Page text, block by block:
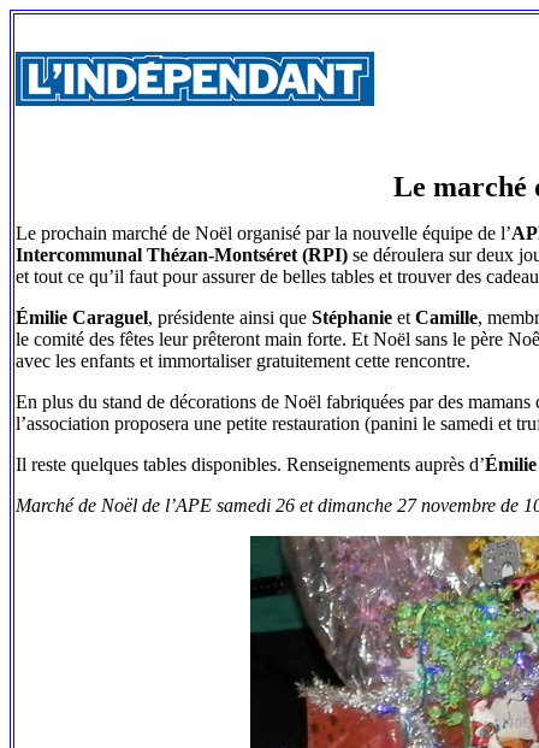
Le marché
Le prochain marché de Noël organisé par la nouvelle équipe de l’
Intercommunal Thézan-Montséret (RPI) se déroulera sur deux
et tout ce qu’il faut pour assurer de belles tables et trouver des
Émilie Caraguel, présidente ainsi que Stéphanie et Camille,
le comité des fêtes leur prêteront main forte. Et Noël sans le père
avec les enfants et immortaliser gratuitement cette rencontre.
En plus du stand de décorations de Noël fabriquées par des
l’association proposera une petite restauration (panini le samedi et
Il reste quelques tables disponibles. Renseignements auprès d’Émilie
Marché de Noël de l’APE samedi 26 et dimanche 27 novembre de